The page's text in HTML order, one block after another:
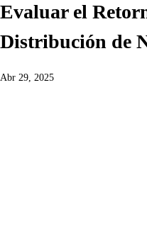
Evaluar el
Distribución de
Abr 29, 2025